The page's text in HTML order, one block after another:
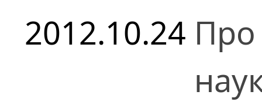
2012.10.24 Про